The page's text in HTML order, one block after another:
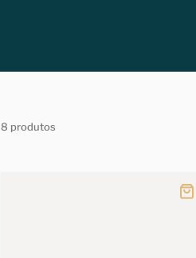
8 produtos